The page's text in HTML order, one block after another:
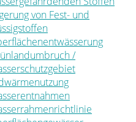
von Fest- und
/